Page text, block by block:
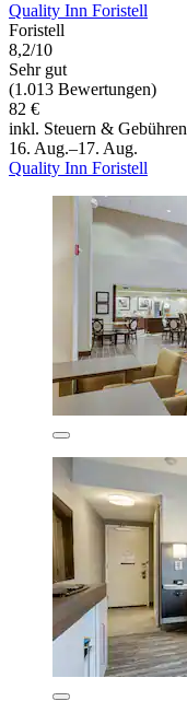
Quality Inn Foristell
Foristell
8,2/10
Sehr gut
(1.013 Bewertungen)
82 €
inkl. Steuern & Gebühren
16. Aug.–17. Aug.
Quality Inn Foristell